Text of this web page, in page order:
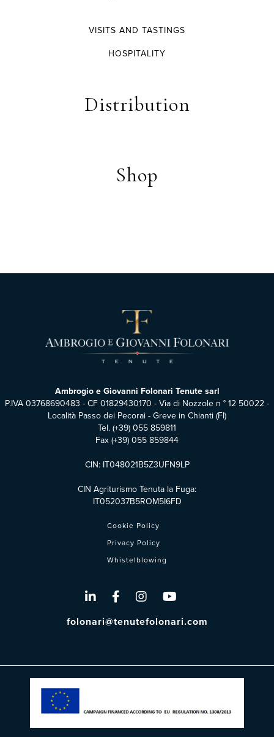
VISITS AND TASTINGS
HOSPITALITY
Distribution
Shop
Cookie Policy
Privacy Policy
Whistelblowing
Ambrogio e Giovanni Folonari Tenute sarl
P.IVA 03768690483 - CF 01829430170 - Via di Nozzole n ° 12 50022 -
Località Passo dei Pecorai - Greve in Chianti (FI)
Tel. (+39) 055 859811
Fax (+39) 055 859844
CIN: IT048021B5Z3UFN9LP
CIN Agriturismo Tenuta la Fuga:
IT052037B5ROM5I6FD
folonari@tenutefolonari.com